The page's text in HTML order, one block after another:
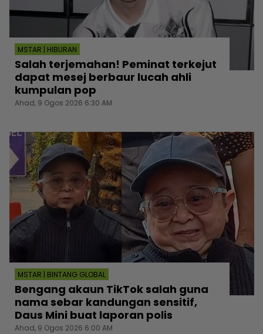
MSTAR | HIBURAN
Salah terjemahan! Peminat terkejut
dapat mesej berbaur lucah ahli
kumpulan pop
Ahad, 9 Ogos 2026 6:30 AM
MSTAR | BINTANG GLOBAL
Bengang akaun TikTok salah guna
nama sebar kandungan sensitif,
Daus Mini buat laporan polis
Ahad, 9 Ogos 2026 6:00 AM